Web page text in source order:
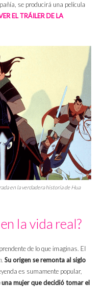
se producirá una película
EL TRÁILER DE LA
en la verdadera historia de Hua
la vida real?
de lo que imaginas. El
. Su origen se remonta al siglo
es sumamente popular,
mujer que decidió tomar el